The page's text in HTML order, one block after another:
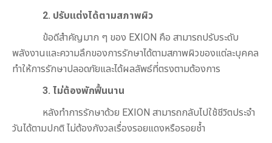
2. ปรับแต่งได้ตามสภาพผิว
ข้อดีสำคัญมาก ๆ ของ EXION คือ สามารถปรับระดับ
พลังงานและความลึกของการรักษาได้ตามสภาพผิวของแต่ละบุคคล
ทำให้การรักษาปลอดภัยและได้ผลลัพธ์ที่ตรงตามต้องการ
3. ไม่ต้องพักฟื้นนาน
หลังทำการรักษาด้วย EXION สามารถกลับไปใช้ชีวิตประจำ
วันได้ตามปกติ ไม่ต้องกังวลเรื่องรอยแดงหรือรอยช้ำ